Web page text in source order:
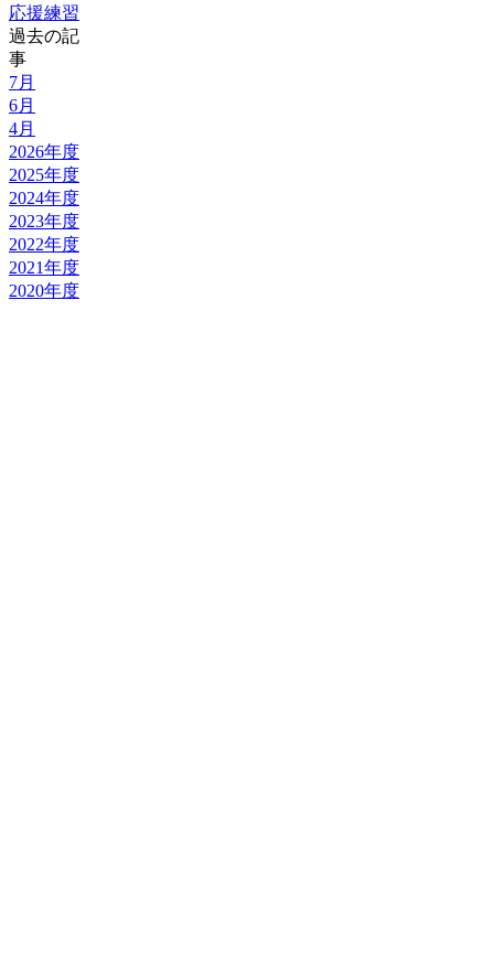
応援練習
過去の記
事
7月
6月
4月
2026年度
2025年度
2024年度
2023年度
2022年度
2021年度
2020年度